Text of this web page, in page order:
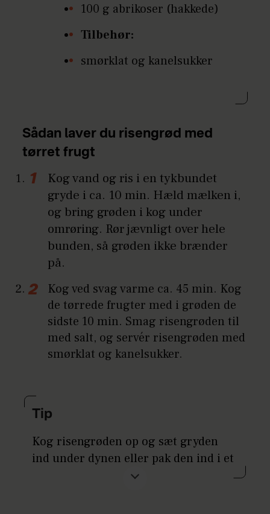
100 g abrikoser (hakkede)
Tilbehør:
smørklat og kanelsukker
Sådan laver du risengrød med
tørret frugt
Kog vand og ris i en tykbundet
gryde i ca. 10 min. Hæld mælken i,
og bring grøden i kog under
omrøring. Rør jævnligt over hele
bunden, så grøden ikke brænder
på.
Kog ved svag varme ca. 45 min. Kog
de tørrede frugter med i grøden de
sidste 10 min. Smag risengrøden til
med salt, og servér risengrøden med
smørklat og kanelsukker.
Tip
Kog risengrøden op og sæt gryden
ind under dynen eller pak den ind i et
par tykke tæpper og lad den stå ca. 2